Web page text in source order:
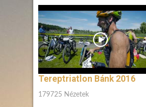
Tereptriatlon Bánk 2016
179725 Nézetek